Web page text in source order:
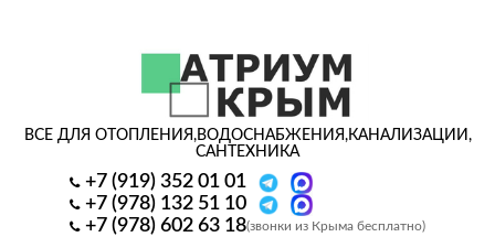
ВСЕ ДЛЯ ОТОПЛЕНИЯ,ВОДОСНАБЖЕНИЯ,КАНАЛИЗАЦИИ,
САНТЕХНИКА
+7 (919) 352 01 01
+7 (978) 132 51 10
+7 (978) 602 63 18(звонки из Крыма бесплатно)